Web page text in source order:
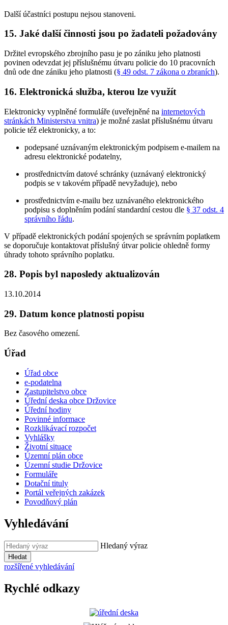
Další účastníci postupu nejsou stanoveni.
15. Jaké další činnosti jsou po žadateli požadovány
Držitel evropského zbrojního pasu je po zániku jeho platnosti
povinen odevzdat jej příslušnému útvaru policie do 10 pracovních
dnů ode dne zániku jeho platnosti (§ 49 odst. 7 zákona o zbraních).
16. Elektronická služba, kterou lze využít
Elektronicky vyplněné formuláře (uveřejněné na internetových
stránkách Ministerstva vnitra) je možné zaslat příslušnému útvaru
policie též elektronicky, a to:
podepsané uznávaným elektronickým podpisem e-mailem na
adresu elektronické podatelny,
prostřednictvím datové schránky (uznávaný elektronický
podpis se v takovém případě nevyžaduje), nebo
prostřednictvím e-mailu bez uznávaného elektronického
podpisu s doplněním podání standardní cestou dle § 37 odst. 4
správního řádu.
V případě elektronických podání spojených se správním poplatkem
se doporučuje kontaktovat příslušný útvar policie ohledně formy
úhrady tohoto správního poplatku.
28. Popis byl naposledy aktualizován
13.10.2014
29. Datum konce platnosti popisu
Bez časového omezení.
Úřad
Úřad obce
e-podatelna
Zastupitelstvo obce
Úřední deska obce Držovice
Úřední hodiny
Povinné informace
Rozklikávací rozpočet
Vyhlášky
Životní situace
Územní plán obce
Územní studie Držovice
Formuláře
Dotační tituly
Portál veřejných zakázek
Povodňový plán
Vyhledávání
Hledaný výraz
Hledat
rozšířené vyhledávání
Rychlé odkazy